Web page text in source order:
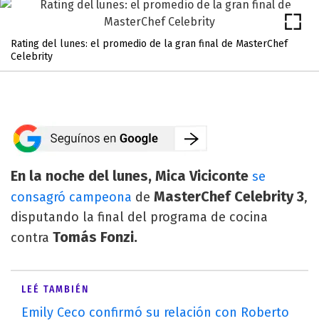
Rating del lunes: el promedio de la gran final de MasterChef
Celebrity
En la noche del lunes, Mica Viciconte se
consagró campeona de MasterChef Celebrity 3,
disputando la final del programa de cocina
contra Tomás Fonzi.
LEÉ TAMBIÉN
Emily Ceco confirmó su relación con Roberto